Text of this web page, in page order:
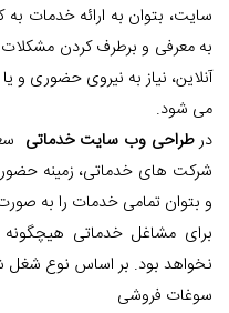
سایت، بتوان به ارائه خدمات به
به معرفی و برطرف کردن مشکلات
آنلاین، نیاز به نیروی حضوری و
می شود.
درطراحی وب سایت خدماتی
شرکت های خدماتی، زمینه
و بتوان تمامی خدمات را به
برای مشاغل خدماتی
نخواهد بود. بر اساس نوع
سوغات فروشی